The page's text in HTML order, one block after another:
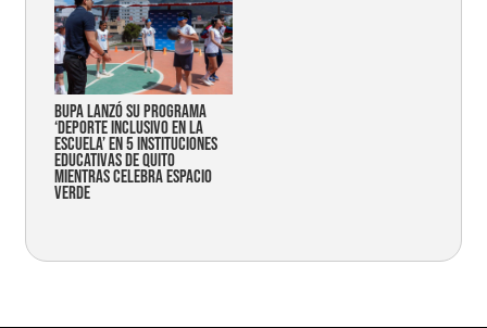
Bupa lanzó su programa
‘Deporte Inclusivo en la
Escuela’ en 5 instituciones
educativas de Quito
mientras celebra espacio
verde